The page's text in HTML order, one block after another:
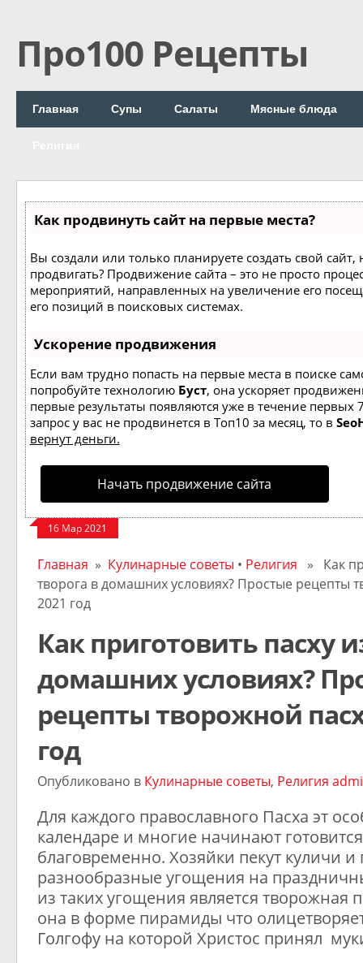
Про100 Рецепты
Главная Супы Салаты Мясные блюда
Как продвинуть сайт на первые места?
Вы создали или только планируете создать свой сайт,
продвигать? Продвижение сайта – это не просто
мероприятий, направленных на увеличение его
его позиций в поисковых системах.
Ускорение продвижения
Если вам трудно попасть на первые места в поиске
попробуйте технологию Буст, она ускоряет
первые результаты появляются уже в течение первых
запрос у вас не продвинется в Топ10 за месяц, то в
вернут деньги.
Начать продвижение сайта
16 Мар 2021
Главная » Кулинарные советы • Религия » Как
творога в домашних условиях? Простые рецепты
2021 год
Как приготовить пасху
домашних условиях?
рецепты творожной
год
Опубликовано в Кулинарные советы, Религия
Для каждого православного Пасха эт
календаре и многие начинают
благовременно. Хозяйки пекут куличи и
разнообразные угощения на
из таких угощения является творожная
она в форме пирамиды что
Голгофу на которой Христос принял